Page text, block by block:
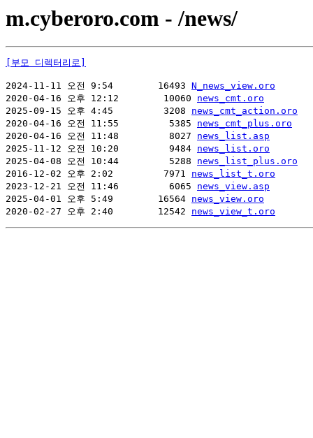
m.cyberoro.com - /news/
[부모 디렉터리로]
2024-11-11 오전 9:54        16493 N_news_view.oro
2020-04-16 오후 12:12        10060 news_cmt.oro
2025-09-15 오후 4:45         3208 news_cmt_action.oro
2020-04-16 오전 11:55         5385 news_cmt_plus.oro
2020-04-16 오전 11:48         8027 news_list.asp
2025-11-12 오전 10:20         9484 news_list.oro
2025-04-08 오전 10:44         5288 news_list_plus.oro
2016-12-02 오후 2:02         7971 news_list_t.oro
2023-12-21 오전 11:46         6065 news_view.asp
2025-04-01 오후 5:49        16564 news_view.oro
2020-02-27 오후 2:40        12542 news_view_t.oro